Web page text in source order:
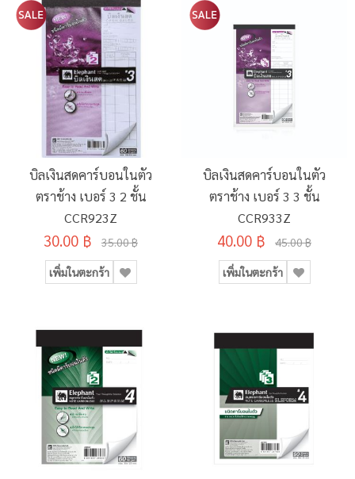
บิลเงินสดคาร์บอนในตัว
ตราช้าง เบอร์ 3 2 ชั้น
CCR923Z
30.00 ฿ 35.00 ฿
เพิ่มในตะกร้า
บิลเงินสดคาร์บอนในตัว
ตราช้าง เบอร์ 3 3 ชั้น
CCR933Z
40.00 ฿ 45.00 ฿
เพิ่มในตะกร้า